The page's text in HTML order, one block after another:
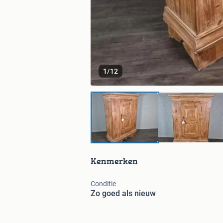
1/12
Kenmerken
Conditie
Zo goed als nieuw